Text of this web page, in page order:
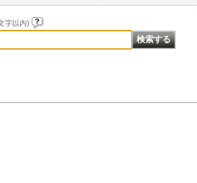
字以内)